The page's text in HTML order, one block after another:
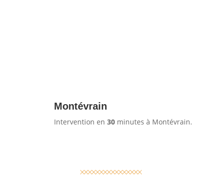
Montévrain
Intervention en 30 minutes à Montévrain.